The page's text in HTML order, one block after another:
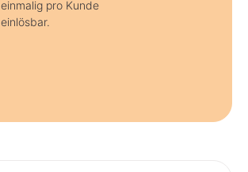
einmalig pro Kunde
einlösbar.